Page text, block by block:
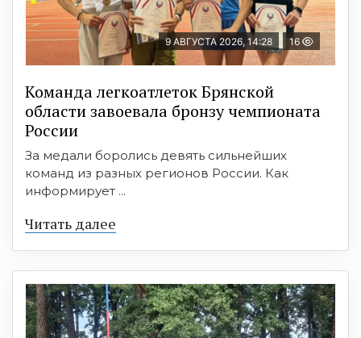
9 АВГУСТА 2026, 14:28 16
Команда легкоатлеток Брянской
области завоевала бронзу чемпионата
России
За медали боролись девять сильнейших
команд из разных регионов России. Как
информирует ...
Читать далее